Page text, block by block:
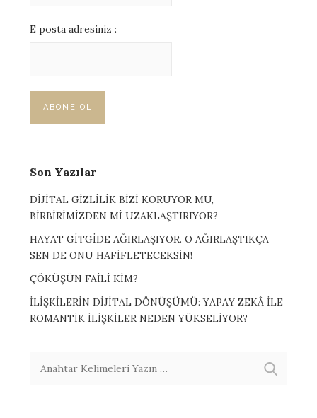
E posta adresiniz :
Son Yazılar
DİJİTAL GİZLİLİK BİZİ KORUYOR MU,
BİRBİRİMİZDEN Mİ UZAKLAŞTIRIYOR?
HAYAT GİTGİDE AĞIRLAŞIYOR. O AĞIRLAŞTIKÇA
SEN DE ONU HAFİFLETECEKSİN!
ÇÖKÜŞÜN FAİLİ KİM?
İLİŞKİLERİN DİJİTAL DÖNÜŞÜMÜ: YAPAY ZEKÂ İLE
ROMANTİK İLİŞKİLER NEDEN YÜKSELİYOR?